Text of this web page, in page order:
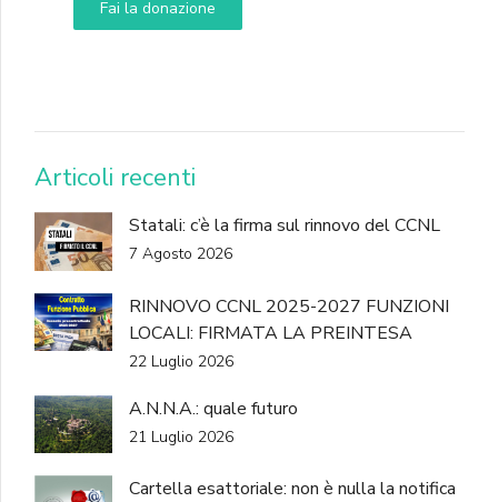
Fai la donazione
DONA
Articoli recenti
Statali: c’è la firma sul rinnovo del CCNL
7 Agosto 2026
RINNOVO CCNL 2025-2027 FUNZIONI
LOCALI: FIRMATA LA PREINTESA
22 Luglio 2026
A.N.N.A.: quale futuro
21 Luglio 2026
Cartella esattoriale: non è nulla la notifica